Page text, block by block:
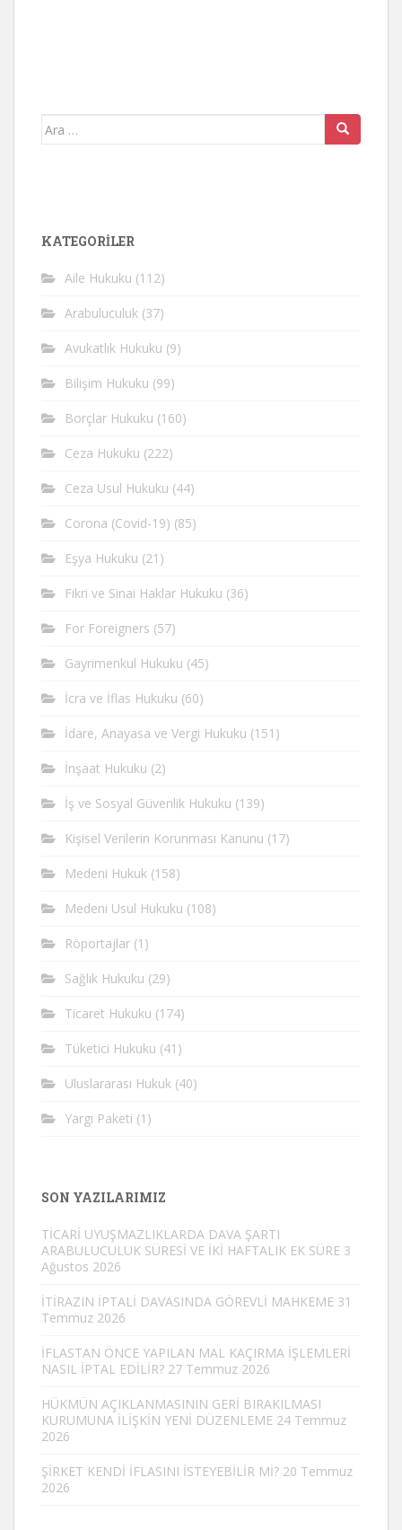
Arama
KATEGORİLER
Aile Hukuku (112)
Arabuluculuk (37)
Avukatlık Hukuku (9)
Bilişim Hukuku (99)
Borçlar Hukuku (160)
Ceza Hukuku (222)
Ceza Usul Hukuku (44)
Corona (Covid-19) (85)
Eşya Hukuku (21)
Fikri ve Sinai Haklar Hukuku (36)
For Foreigners (57)
Gayrimenkul Hukuku (45)
İcra ve İflas Hukuku (60)
İdare, Anayasa ve Vergi Hukuku (151)
İnşaat Hukuku (2)
İş ve Sosyal Güvenlik Hukuku (139)
Kişisel Verilerin Korunması Kanunu (17)
Medeni Hukuk (158)
Medeni Usul Hukuku (108)
Röportajlar (1)
Sağlık Hukuku (29)
Ticaret Hukuku (174)
Tüketici Hukuku (41)
Uluslararası Hukuk (40)
Yargı Paketi (1)
SON YAZILARIMIZ
TİCARİ UYUŞMAZLIKLARDA DAVA ŞARTI
ARABULUCULUK SÜRESİ VE İKİ HAFTALIK EK SÜRE 3
Ağustos 2026
İTİRAZIN İPTALİ DAVASINDA GÖREVLİ MAHKEME 31
Temmuz 2026
İFLASTAN ÖNCE YAPILAN MAL KAÇIRMA İŞLEMLERİ
NASIL İPTAL EDİLİR? 27 Temmuz 2026
HÜKMÜN AÇIKLANMASININ GERİ BIRAKILMASI
KURUMUNA İLİŞKİN YENİ DÜZENLEME 24 Temmuz
2026
ŞİRKET KENDİ İFLASINI İSTEYEBİLİR Mİ? 20 Temmuz
2026